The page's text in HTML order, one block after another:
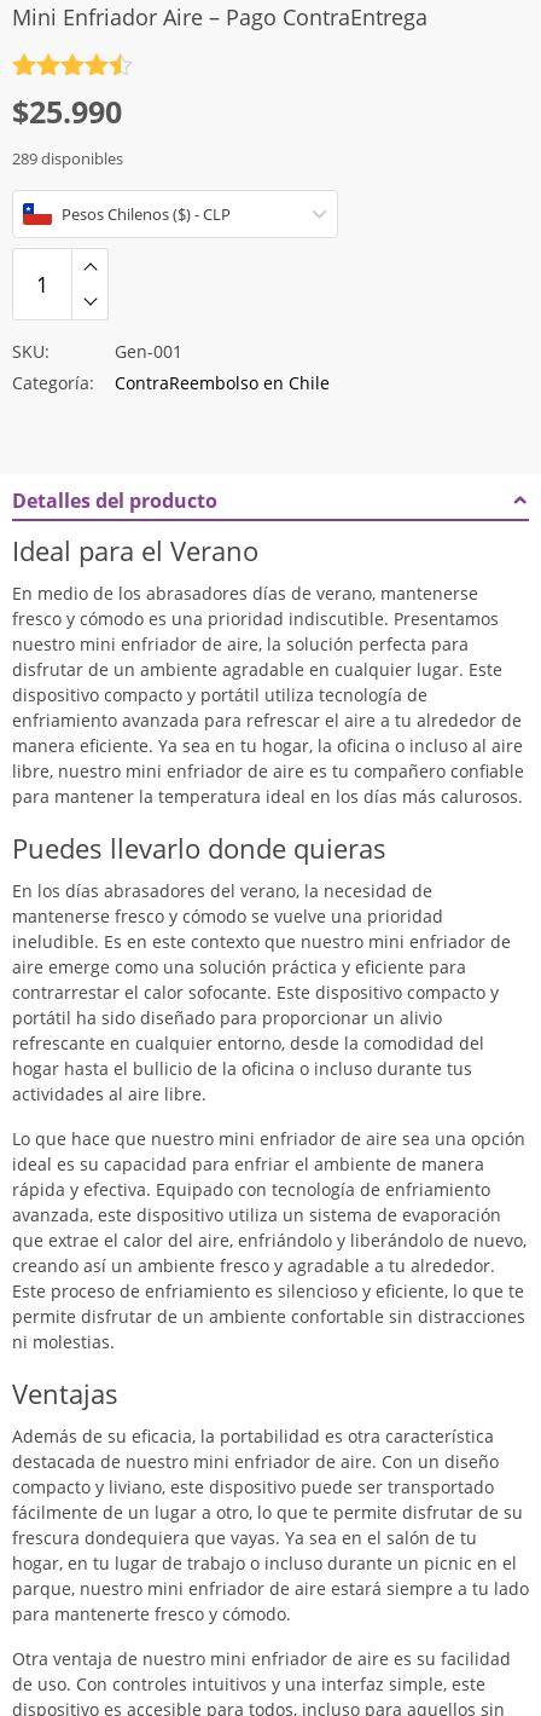
Mini Enfriador Aire – Pago ContraEntrega
con4.5
de 5
$25.990
289 disponibles
Pesos Chilenos ($) - CLP
SKU:
Gen-001
Categoría:
ContraReembolso en Chile
Detalles del producto
Ideal para el Verano
En medio de los abrasadores días de verano, mantenerse
fresco y cómodo es una prioridad indiscutible. Presentamos
nuestro mini enfriador de aire, la solución perfecta para
disfrutar de un ambiente agradable en cualquier lugar. Este
dispositivo compacto y portátil utiliza tecnología de
enfriamiento avanzada para refrescar el aire a tu alrededor de
manera eficiente. Ya sea en tu hogar, la oficina o incluso al aire
libre, nuestro mini enfriador de aire es tu compañero confiable
para mantener la temperatura ideal en los días más calurosos.
Puedes llevarlo donde quieras
En los días abrasadores del verano, la necesidad de
mantenerse fresco y cómodo se vuelve una prioridad
ineludible. Es en este contexto que nuestro mini enfriador de
aire emerge como una solución práctica y eficiente para
contrarrestar el calor sofocante. Este dispositivo compacto y
portátil ha sido diseñado para proporcionar un alivio
refrescante en cualquier entorno, desde la comodidad del
hogar hasta el bullicio de la oficina o incluso durante tus
actividades al aire libre.
Lo que hace que nuestro mini enfriador de aire sea una opción
ideal es su capacidad para enfriar el ambiente de manera
rápida y efectiva. Equipado con tecnología de enfriamiento
avanzada, este dispositivo utiliza un sistema de evaporación
que extrae el calor del aire, enfriándolo y liberándolo de nuevo,
creando así un ambiente fresco y agradable a tu alrededor.
Este proceso de enfriamiento es silencioso y eficiente, lo que te
permite disfrutar de un ambiente confortable sin distracciones
ni molestias.
Ventajas
Además de su eficacia, la portabilidad es otra característica
destacada de nuestro mini enfriador de aire. Con un diseño
compacto y liviano, este dispositivo puede ser transportado
fácilmente de un lugar a otro, lo que te permite disfrutar de su
frescura dondequiera que vayas. Ya sea en el salón de tu
hogar, en tu lugar de trabajo o incluso durante un picnic en el
parque, nuestro mini enfriador de aire estará siempre a tu lado
para mantenerte fresco y cómodo.
Otra ventaja de nuestro mini enfriador de aire es su facilidad
de uso. Con controles intuitivos y una interfaz simple, este
dispositivo es accesible para todos, incluso para aquellos sin